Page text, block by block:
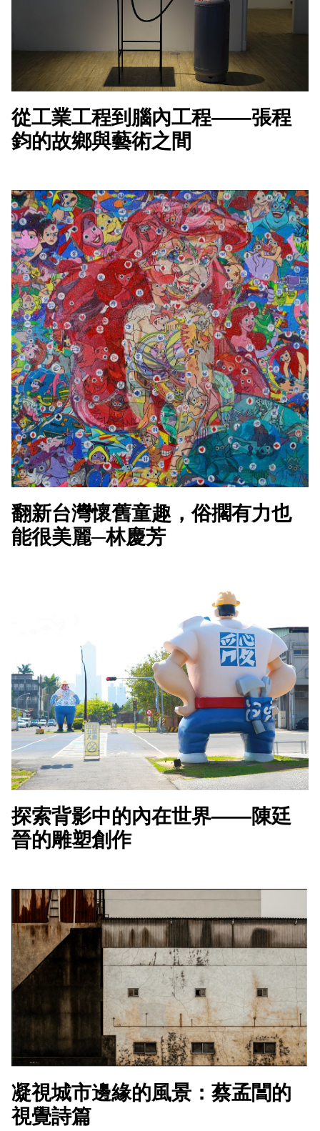
從工業工程到腦內工程——張程
鈞的故鄉與藝術之間
翻新台灣懷舊童趣，俗擱有力也
能很美麗─林慶芳
探索背影中的內在世界——陳廷
晉的雕塑創作
凝視城市邊緣的風景：蔡孟閶的
視覺詩篇